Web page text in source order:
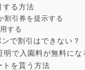
する方法
割引券を提示する
する
で割引はできない？
で入園料が無料にな
トを貰う方法